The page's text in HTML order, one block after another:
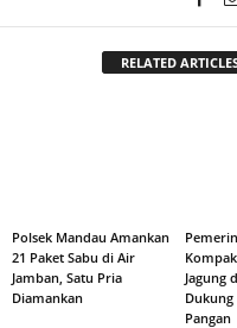
RELATED
Polsek Mandau Amankan
21 Paket Sabu di Air
Jamban, Satu Pria
Diamankan
Jagung
Dukung
Pangan